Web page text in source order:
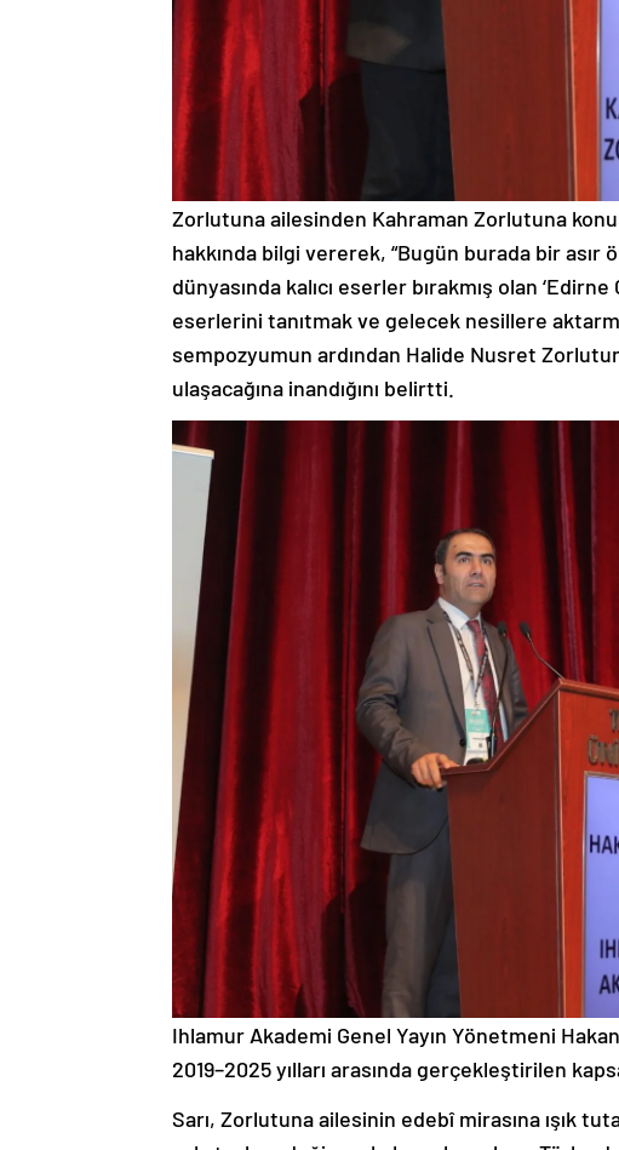
Zorlutuna ailesinden Kahraman Zorlutuna
hakkında bilgi vererek, “Bugün burada bir
dünyasında kalıcı eserler bırakmış olan
eserlerini tanıtmak ve gelecek nesillere
sempozyumun ardından Halide Nusret
ulaşacağına inandığını belirtti.
Ihlamur Akademi Genel Yayın Yönetmeni
2019–2025 yılları arasında gerçekleştirilen
Sarı, Zorlutuna ailesinin edebî mirasına ışık